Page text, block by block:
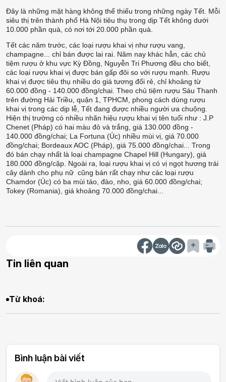
Đây là những mặt hàng không thể thiếu trong những ngày Tết. Mỗi
siêu thị trên thành phố Hà Nội tiêu thụ trong dịp Tết không dưới
10.000 phần quà, có nơi tới 20.000 phần quà.
Tết các năm trước, các loại rượu khai vị như rượu vang,
champagne... chỉ bán được lai rai. Năm nay khác hẳn, các chủ
tiệm rượu ở khu vực Kỳ Đồng, Nguyễn Tri Phương đều cho biết,
các loại rượu khai vị được bán gấp đôi so với rượu mạnh. Rượu
khai vị được tiêu thụ nhiều do giá tương đối rẻ, chỉ khoảng từ
60.000 đồng - 140.000 đồng/chai. Theo chủ tiệm rượu Sáu Thanh
trên đường Hải Triều, quận 1, TPHCM, phong cách dùng rượu
khai vị trong các dịp lễ, Tết đang được nhiều người ưa chuộng.
Hiện thị trường có nhiều nhãn hiệu rượu khai vị tên tuổi như : J.P
Chenet (Pháp) có hai màu đỏ và trắng, giá 130.000 đồng -
140.000 đồng/chai; La Fortuna (Úc) nhiều mùi vị, giá 70.000
đồng/chai; Bordeaux AOC (Pháp), giá 75.000 đồng/chai... Trong
đó bán chạy nhất là loại champagne Chapel Hill (Hungary), giá
180.000 đồng/cặp. Ngoài ra, loại rượu khai vị có vị ngọt hương trái
cây dành cho phụ nữ cũng bán rất chạy như các loại rượu
Chamdor (Úc) có ba mùi táo, đào, nho, giá 60.000 đồng/chai;
Tokey (Romania), giá khoảng 70.000 đồng/chai...
Tin liên quan
Từ khoá:
Bình luận bài viết